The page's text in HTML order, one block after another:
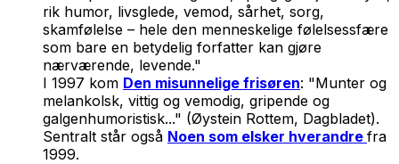
rik humor, livsglede, vemod, sårhet, sorg,
skamfølelse – hele den menneskelige følelsessfære
som bare en betydelig forfatter kan gjøre
nærværende, levende."
I 1997 kom Den misunnelige frisøren: "Munter og
melankolsk, vittig og vemodig, gripende og
galgenhumoristisk..." (Øystein Rottem, Dagbladet).
Sentralt står også Noen som elsker hverandre fra
1999.